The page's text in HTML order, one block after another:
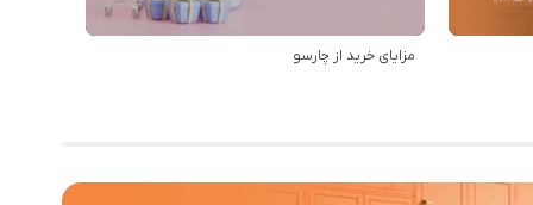
مزایای خرید از چارسو